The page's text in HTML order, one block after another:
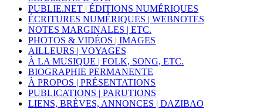
PUBLIE.NET | ÉDITIONS NUMÉRIQUES
ÉCRITURES NUMÉRIQUES | WEBNOTES
NOTES MARGINALES | ETC.
PHOTOS & VIDÉOS | IMAGES
AILLEURS | VOYAGES
À LA MUSIQUE | FOLK, SONG, ETC.
BIOGRAPHIE PERMANENTE
À PROPOS | PRÉSENTATIONS
PUBLICATIONS | PARUTIONS
LIENS, BRÈVES, ANNONCES | DAZIBAO